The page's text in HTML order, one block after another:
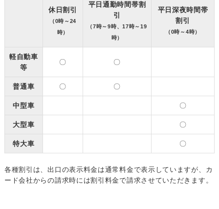
休日割引
（0時～24
時）
平日通勤時間帯割
引
（7時～9時、17時～19
時）
平日深夜時間帯
割引
（0時～4時）
軽自動車
等
〇 〇
普通車 〇 〇
中型車 〇
大型車 〇
特大車 〇
各種割引は、出口の表示料金は通常料金で表示していますが、カ
ード会社からの請求時には割引料金で請求させていただきます。